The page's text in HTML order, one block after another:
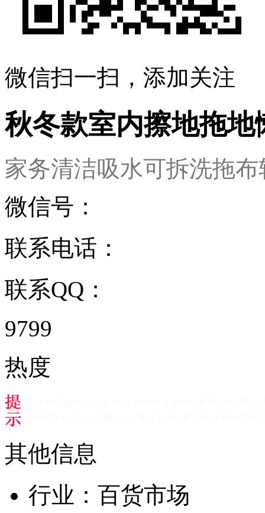
微信扫一扫，添加关注
秋冬款室内擦地拖地
家务清洁吸水可拆洗拖
微信号：
联系电话：
联系QQ：
9799
热度
其他信息
行业： 百货市场